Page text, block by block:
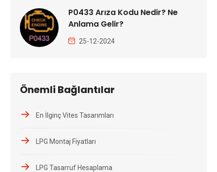
P0433 Arıza Kodu Nedir? Ne
Anlama Gelir?
25-12-2024
Önemli Bağlantılar
En İlginç Vites Tasarımları
LPG Montaj Fiyatları
LPG Tasarruf Hesaplama